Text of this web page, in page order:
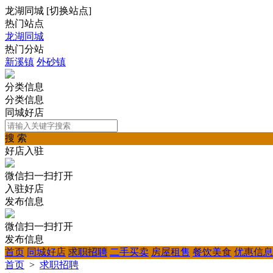
龙湖同城 [切换站点]
热门站点
龙湖同城
热门分站
新溪镇 外砂镇
分类信息
分类信息
同城好店
搜 索
好店入驻
微信扫一扫打开
入驻好店
发布信息
微信扫一扫打开
发布信息
首页 同城好店 求职招聘 二手买卖 房屋租售 餐饮美食 优惠信息
首页 > 求职招聘